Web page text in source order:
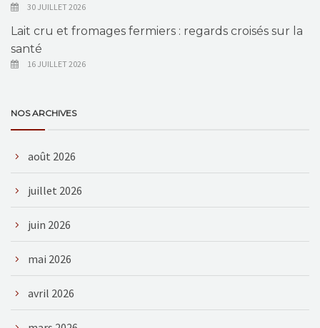
30 JUILLET 2026
Lait cru et fromages fermiers : regards croisés sur la
santé
16 JUILLET 2026
NOS ARCHIVES
août 2026
juillet 2026
juin 2026
mai 2026
avril 2026